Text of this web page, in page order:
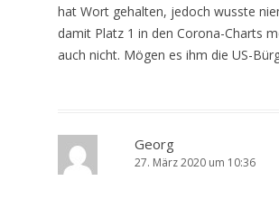
hat Wort gehalten, jedoch wusste
damit Platz 1 in den Corona-Charts
auch nicht. Mögen es ihm die US-
Georg
27. März 2020 um 10:36